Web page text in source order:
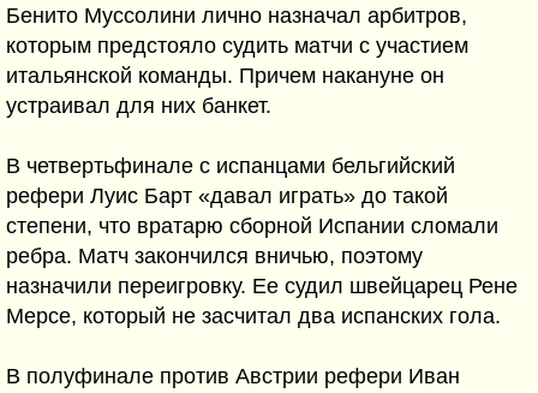
Бенито Муссолини лично назначал арбитров,
которым предстояло судить матчи с участием
итальянской команды. Причем накануне он
устраивал для них банкет.
В четвертьфинале с испанцами бельгийский
рефери Луис Барт «давал играть» до такой
степени, что вратарю сборной Испании сломали
ребра. Матч закончился вничью, поэтому
назначили переигровку. Ее судил швейцарец Рене
Мерсе, который не засчитал два испанских гола.
В полуфинале против Австрии рефери Иван